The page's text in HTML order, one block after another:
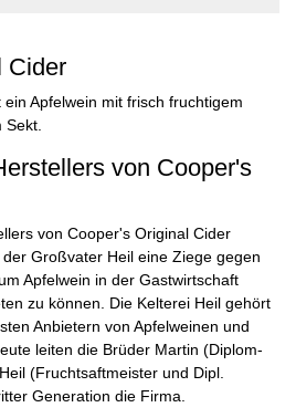
Cider
Apfelwein mit frisch fruchtigem
Sekt.
von Cooper's
von Cooper's Original Cider
Großvater Heil eine Ziege gegen
Apfelwein in der Gastwirtschaft
zu können. Die Kelterei Heil gehört
Anbietern von Apfelweinen und
leiten die Brüder Martin (Diplom-
(Fruchtsaftmeister und Dipl.
Generation die Firma.